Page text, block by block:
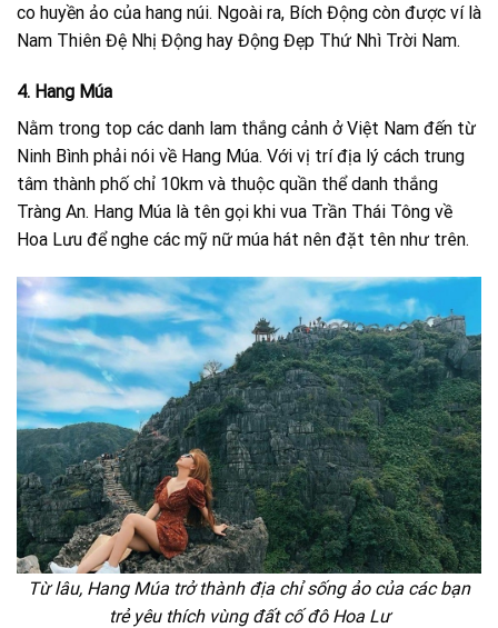
co huyền ảo của hang núi. Ngoài ra, Bích Động còn được ví là
Nam Thiên Đệ Nhị Động hay Động Đẹp Thứ Nhì Trời Nam.
4. Hang Múa
Nằm trong top các danh lam thắng cảnh ở Việt Nam đến từ
Ninh Bình phải nói về Hang Múa. Với vị trí địa lý cách trung
tâm thành phố chỉ 10km và thuộc quần thể danh thắng
Tràng An. Hang Múa là tên gọi khi vua Trần Thái Tông về
Hoa Lưu để nghe các mỹ nữ múa hát nên đặt tên như trên.
Từ lâu, Hang Múa trở thành địa chỉ sống ảo của các bạn
trẻ yêu thích vùng đất cố đô Hoa Lư